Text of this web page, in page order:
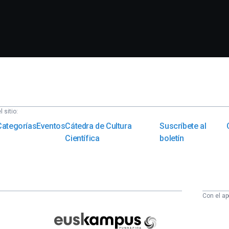
sitio:
EventosCátedra de Cultura
Científica
Suscríbete al
boletín
Fundazioa
Con el